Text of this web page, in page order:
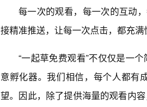
每一次的观看，每一次的互动
接精准推送，让每一次点击，都充满
“一起草免费观看”不仅仅是一
意孵化器。我们相信，每个人都有
望。因此，除了提供海量的观看内